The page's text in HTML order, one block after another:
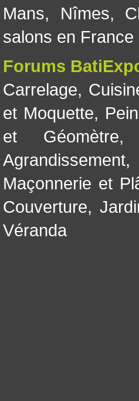
Mans, Nîmes,
salons en France
Forums
Carrelage,
et Moquette,
et Géomètre
Agrandissement,
Maçonnerie et
Couverture,
Véranda